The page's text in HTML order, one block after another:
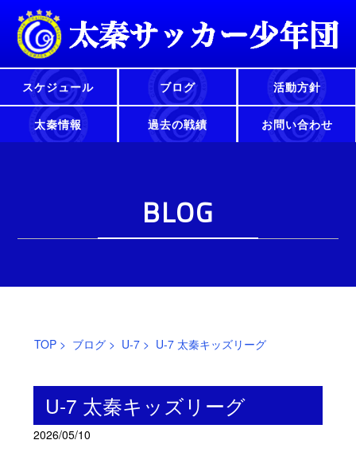
スケジュール ブログ 活動方針
太秦情報 過去の戦績 お問い合わせ
BLOG
TOP> ブログ> U-7> U-7 太秦キッズリーグ
U-7 太秦キッズリーグ
2026/05/10